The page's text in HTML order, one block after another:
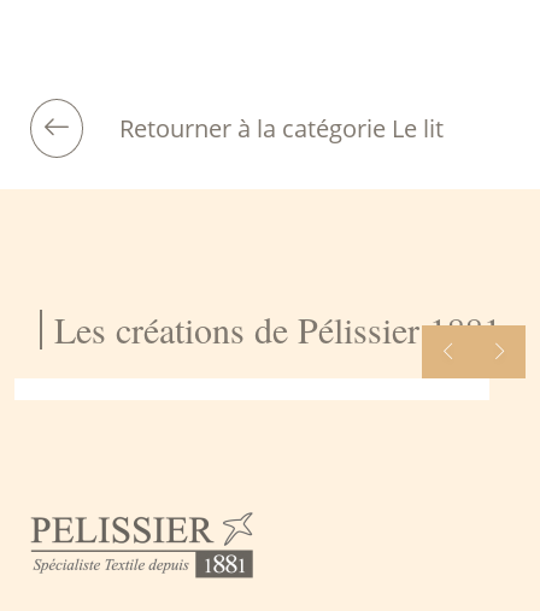
Retourner à la catégorie Le lit
Les créations de Pélissier 1881
Restaurant de plage Le Lido –